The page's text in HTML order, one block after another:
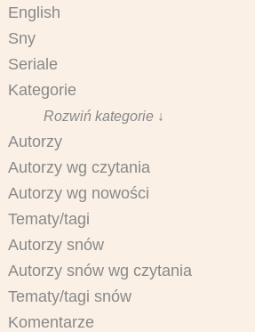
English
Sny
Seriale
Kategorie
Rozwiń kategorie ↓
Autorzy
Autorzy wg czytania
Autorzy wg nowości
Tematy/tagi
Autorzy snów
Autorzy snów wg czytania
Tematy/tagi snów
Komentarze